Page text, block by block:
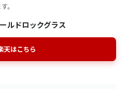
。
ルドロックグラス
天はこちら